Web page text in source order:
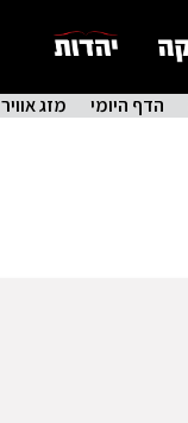
הדף היומי מזג אוויר